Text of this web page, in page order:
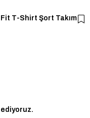
T-Shirt Şort Takım
ediyoruz.